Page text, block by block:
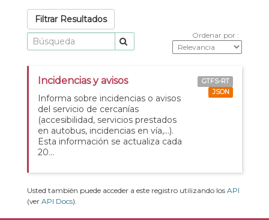
Filtrar Resultados
Ordenar por
Incidencias y avisos
Informa sobre incidencias o avisos
del servicio de cercanías
(accesibilidad, servicios prestados
en autobus, incidencias en vía,...).
Esta información se actualiza cada
20...
GTFS-RT
JSON
Usted también puede acceder a este registro utilizando los API
(ver API Docs).